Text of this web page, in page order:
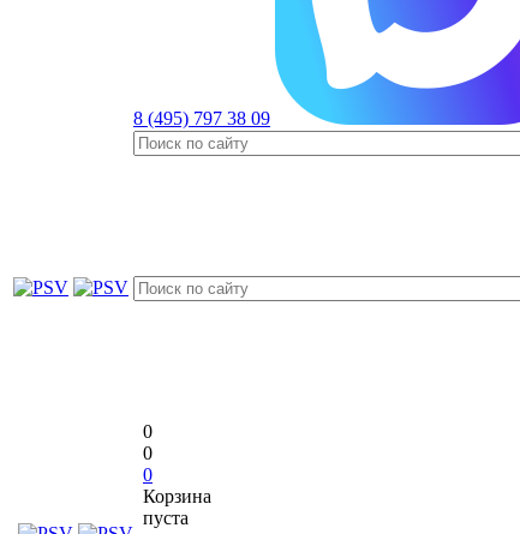
8 (495) 797 38 09
0
0
0
Корзина
пуста